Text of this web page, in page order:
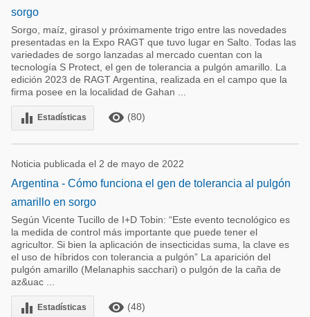
sorgo
Sorgo, maíz, girasol y próximamente trigo entre las novedades
presentadas en la Expo RAGT que tuvo lugar en Salto. Todas las
variedades de sorgo lanzadas al mercado cuentan con la
tecnología S Protect, el gen de tolerancia a pulgón amarillo. La
edición 2023 de RAGT Argentina, realizada en el campo que la
firma posee en la localidad de Gahan ...
equalizer Estadísticas remove_red_eye (80)
Noticia publicada el 2 de mayo de 2022
Argentina - Cómo funciona el gen de tolerancia al pulgón
amarillo en sorgo
Según Vicente Tucillo de I+D Tobin: “Este evento tecnológico es
la medida de control más importante que puede tener el
agricultor. Si bien la aplicación de insecticidas suma, la clave es
el uso de híbridos con tolerancia a pulgón” La aparición del
pulgón amarillo (Melanaphis sacchari) o pulgón de la caña de
az&uac ...
equalizer Estadísticas remove_red_eye (48)